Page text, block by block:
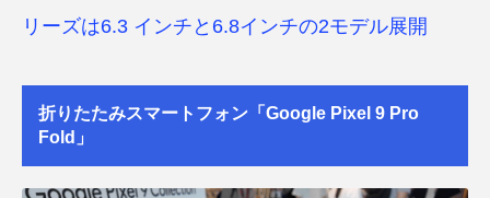
リーズは6.3 インチと6.8インチの2モデル展開
折りたたみスマートフォン「Google Pixel 9 Pro
Fold」